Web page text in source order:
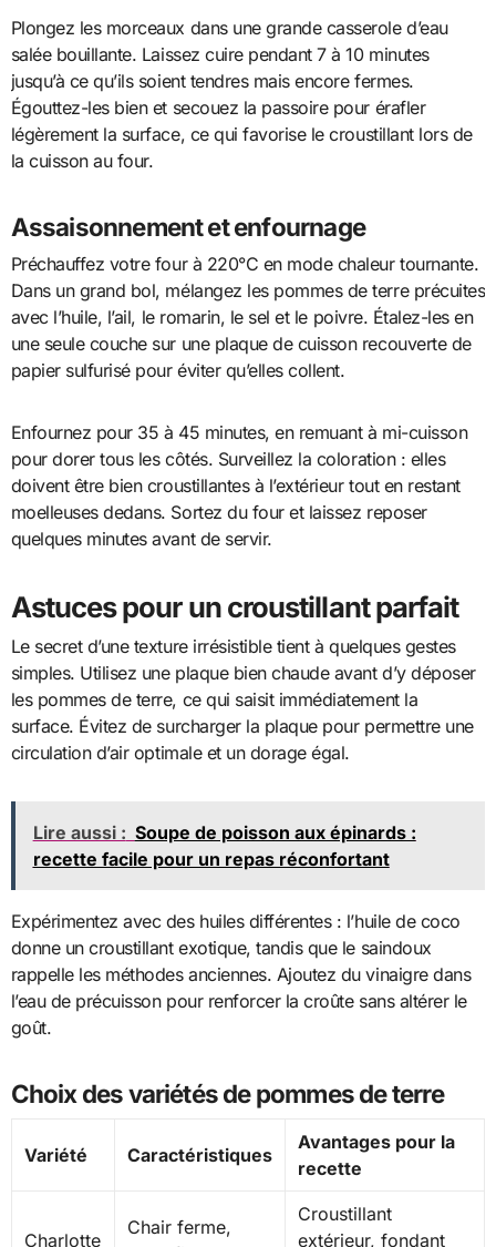
Plongez les morceaux dans une grande casserole d’eau
salée bouillante. Laissez cuire pendant 7 à 10 minutes
jusqu’à ce qu’ils soient tendres mais encore fermes.
Égouttez-les bien et secouez la passoire pour érafler
légèrement la surface, ce qui favorise le croustillant lors de
la cuisson au four.
Assaisonnement et enfournage
Préchauffez votre four à 220°C en mode chaleur tournante.
Dans un grand bol, mélangez les pommes de terre précuites
avec l’huile, l’ail, le romarin, le sel et le poivre. Étalez-les en
une seule couche sur une plaque de cuisson recouverte de
papier sulfurisé pour éviter qu’elles collent.
Enfournez pour 35 à 45 minutes, en remuant à mi-cuisson
pour dorer tous les côtés. Surveillez la coloration : elles
doivent être bien croustillantes à l’extérieur tout en restant
moelleuses dedans. Sortez du four et laissez reposer
quelques minutes avant de servir.
Astuces pour un croustillant parfait
Le secret d’une texture irrésistible tient à quelques gestes
simples. Utilisez une plaque bien chaude avant d’y déposer
les pommes de terre, ce qui saisit immédiatement la
surface. Évitez de surcharger la plaque pour permettre une
circulation d’air optimale et un dorage égal.
Lire aussi : Soupe de poisson aux épinards :
recette facile pour un repas réconfortant
Expérimentez avec des huiles différentes : l’huile de coco
donne un croustillant exotique, tandis que le saindoux
rappelle les méthodes anciennes. Ajoutez du vinaigre dans
l’eau de précuisson pour renforcer la croûte sans altérer le
goût.
Choix des variétés de pommes de terre
Variété Caractéristiques
Avantages pour la
recette
Charlotte
Chair ferme,
Croustillant
extérieur, fondant